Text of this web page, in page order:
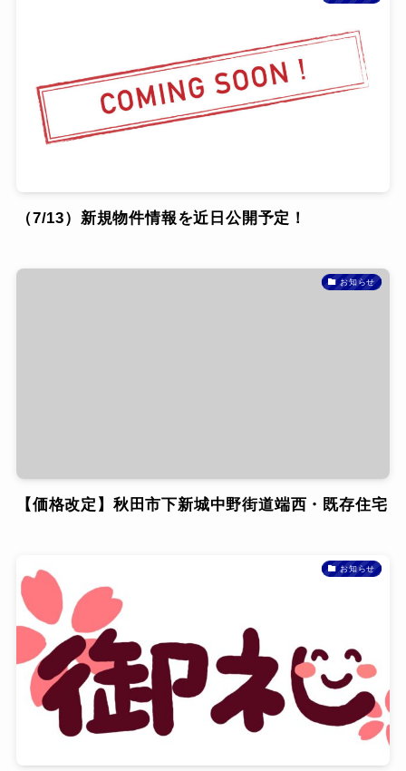
（7/13）新規物件情報を近日公開予定！
お知らせ
【価格改定】秋田市下新城中野街道端西・既存住宅
お知らせ